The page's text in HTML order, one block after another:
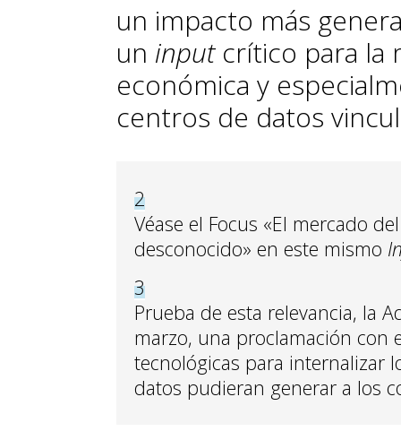
un impacto más
un inputcrítico para la
económica y
centros de datos
2
Véase el Focus «El mercado
desconocido» en este mismo
3
Prueba de esta relevancia, la
marzo, una proclamación con
tecnológicas para internalizar
datos pudieran generar a los